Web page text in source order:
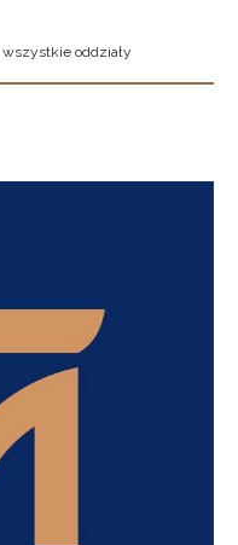
wszystkie oddziały